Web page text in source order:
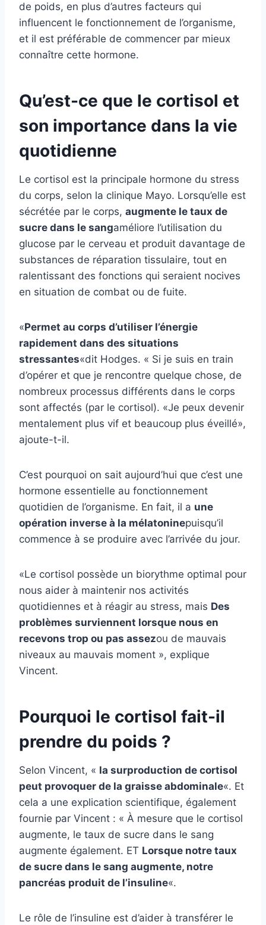
de poids, en plus d’autres facteurs qui
influencent le fonctionnement de l’organisme,
et il est préférable de commencer par mieux
connaître cette hormone.
Qu’est-ce que le cortisol et
son importance dans la vie
quotidienne
Le cortisol est la principale hormone du stress
du corps, selon la clinique Mayo. Lorsqu’elle est
sécrétée par le corps, augmente le taux de
sucre dans le sangaméliore l’utilisation du
glucose par le cerveau et produit davantage de
substances de réparation tissulaire, tout en
ralentissant des fonctions qui seraient nocives
en situation de combat ou de fuite.
«Permet au corps d’utiliser l’énergie
rapidement dans des situations
stressantes«dit Hodges. « Si je suis en train
d’opérer et que je rencontre quelque chose, de
nombreux processus différents dans le corps
sont affectés (par le cortisol). «Je peux devenir
mentalement plus vif et beaucoup plus éveillé»,
ajoute-t-il.
C’est pourquoi on sait aujourd’hui que c’est une
hormone essentielle au fonctionnement
quotidien de l’organisme. En fait, il a une
opération inverse à la mélatoninepuisqu’il
commence à se produire avec l’arrivée du jour.
«Le cortisol possède un biorythme optimal pour
nous aider à maintenir nos activités
quotidiennes et à réagir au stress, mais Des
problèmes surviennent lorsque nous en
recevons trop ou pas assezou de mauvais
niveaux au mauvais moment », explique
Vincent.
Pourquoi le cortisol fait-il
prendre du poids ?
Selon Vincent, « la surproduction de cortisol
peut provoquer de la graisse abdominale«. Et
cela a une explication scientifique, également
fournie par Vincent : « À mesure que le cortisol
augmente, le taux de sucre dans le sang
augmente également. ET Lorsque notre taux
de sucre dans le sang augmente, notre
pancréas produit de l’insuline«.
Le rôle de l’insuline est d’aider à transférer le